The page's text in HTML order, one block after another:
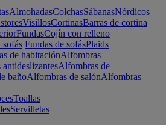
AlmohadasColchasSábanasNórdicos
VisillosCortinasBarras de cortina
FundasCojín con relleno
sofás Fundas de sofásPlaids
de habitaciónAlfombras
Alfombras de
bañoAlfombras de salónAlfombras
Toallas
Servilletas